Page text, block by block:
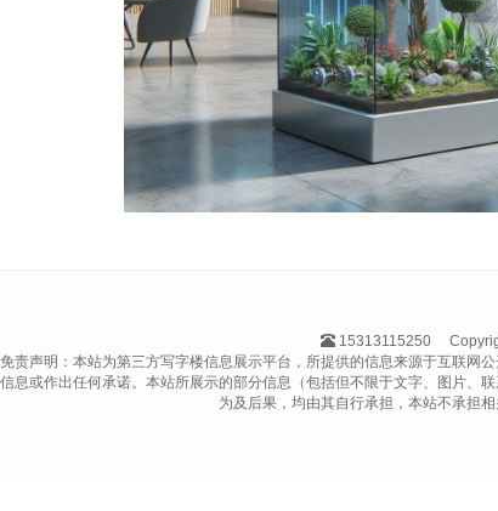
15313115250
免责声明：本站为第三方写字楼信息展示平台，所提供的信息来源于互联网
信息或作出任何承诺。本站所展示的部分信息（包括但不限于文字、图片、
为及后果，均由其自行承担，本站不承担